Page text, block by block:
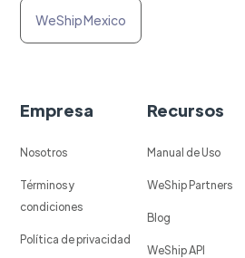
WeShip Mexico
Empresa
Nosotros
Términos y
condiciones
Política de privacidad
Recursos
Manual de Uso
WeShip Partners
Blog
WeShip API